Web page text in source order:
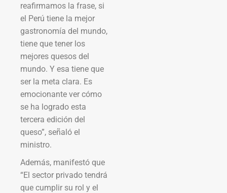
reafirmamos la frase, si
el Perú tiene la mejor
gastronomía del mundo,
tiene que tener los
mejores quesos del
mundo. Y esa tiene que
ser la meta clara. Es
emocionante ver cómo
se ha logrado esta
tercera edición del
queso”, señaló el
ministro.
Además, manifestó que
“El sector privado tendrá
que cumplir su rol y el